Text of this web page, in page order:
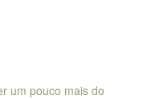
um pouco mais do